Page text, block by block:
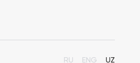
RU ENG UZ